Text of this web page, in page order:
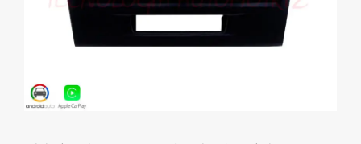
$259.990
Pantalla
cantidad